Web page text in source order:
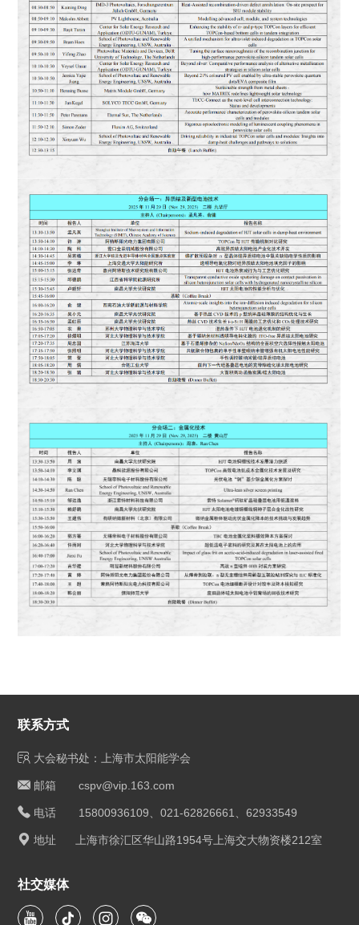
联系方式
大会秘书处：上海市太阳能学会
邮箱 cspv@vip.163.com
电话 15800936109、021-62826661、62933549
地址 上海市徐汇区华山路1954号上海交大物资楼212室
社交媒体